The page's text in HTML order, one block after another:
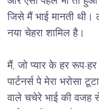
जिसे मैं भाई मानती
नया चेहरा शामिल है।
मैं, जो प्यार के हर रूप-
पार्टनर्स पे मेरा भरोसा
वाले चचेरे भाई की वजह